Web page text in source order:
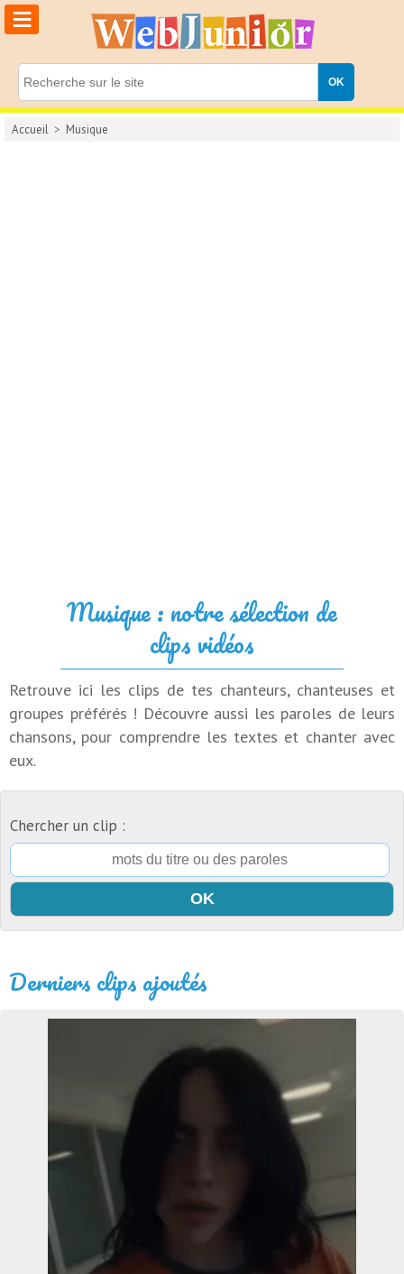
≡
Accueil > Musique
Musique : notre sélection de
clips vidéos
Retrouve ici les clips de tes chanteurs, chanteuses et
groupes préférés ! Découvre aussi les paroles de leurs
chansons, pour comprendre les textes et chanter avec
eux.
Chercher un clip :
Derniers clips ajoutés